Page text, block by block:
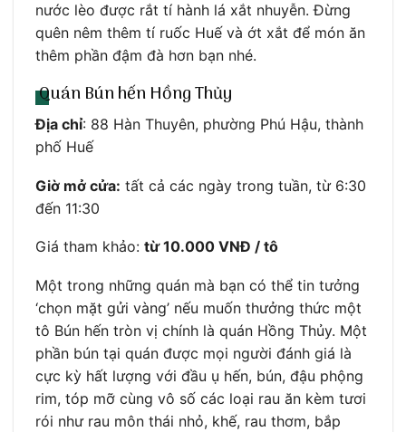
nước lèo được rắt tí hành lá xắt nhuyễn. Đừng
quên nêm thêm tí ruốc Huế và ớt xắt để món ăn
thêm phần đậm đà hơn bạn nhé.
Quán Bún hến Hồng Thủy
Địa chỉ: 88 Hàn Thuyên, phường Phú Hậu, thành
phố Huế
Giờ mở cửa: tất cả các ngày trong tuần, từ 6:30
đến 11:30
Giá tham khảo: từ 10.000 VNĐ / tô
Một trong những quán mà bạn có thể tin tưởng
‘chọn mặt gửi vàng’ nếu muốn thưởng thức một
tô Bún hến tròn vị chính là quán Hồng Thủy. Một
phần bún tại quán được mọi người đánh giá là
cực kỳ hất lượng với đầu ụ hến, bún, đậu phộng
rim, tóp mỡ cùng vô số các loại rau ăn kèm tươi
rói như rau môn thái nhỏ, khế, rau thơm, bắp